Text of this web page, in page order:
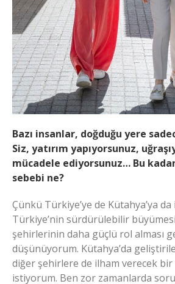
Bazı insanlar, doğduğu yere
Siz, yatırım yapıyorsunuz,
mücadele ediyorsunuz… Bu kadar
sebebi ne?
Çünkü Türkiye’ye de Kütahya’ya da
Türkiye’nin sürdürülebilir
şehirlerinin daha güçlü rol alması
düşünüyorum. Kütahya’da
diğer şehirlere de ilham verecek bir
istiyorum. Ben zor zamanlarda